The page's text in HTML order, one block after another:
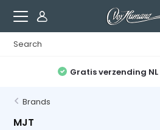
Gratis verzending NL
Brands
MJT